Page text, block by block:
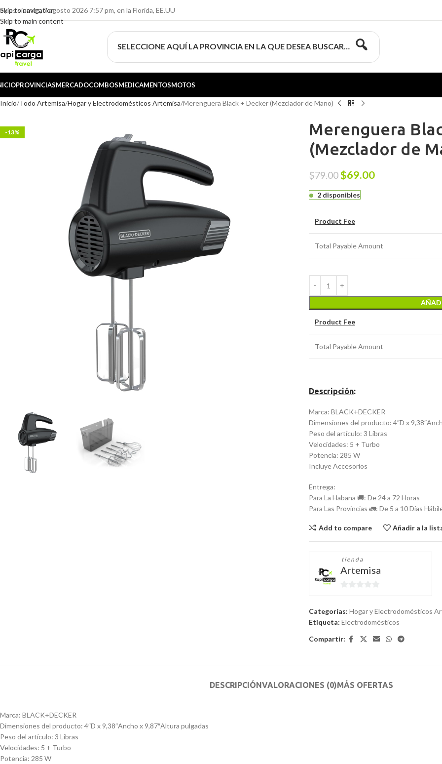
Skip to navigation
Skip to main content
es viernes, 7 agosto 2026 7:57 pm, en la Florida, EE.UU
SELECCIONE AQUÍ LA PROVINCIA EN LA QUE DESEA BUSCAR…
PROVINCIASMERCADOCOMBOSMEDICAMENTOSMOTOS
Inicio Todo Artemisa Hogar y Electrodomésticos Artemisa Merenguera Black + Decker (Mezclador de Mano)
-13%
Merenguera
(Mezclador de
$79.00$69.00
2 disponibles
Product Fee
Total Payable Amount
Product Fee
Total Payable Amount
Descripción:
Marca: BLACK+DECKER
Dimensiones del producto: 4″D x
Peso del artículo: 3 Libras
Velocidades: 5 + Turbo
Potencia: 285 W
Incluye Accesorios
Entrega:
Para La Habana 🚚: De 24 a 72 Horas
Para Las Provincias 🚛: De 5 a 10 Días
Add to compare Añadir a la
tienda
Artemisa
0
Categorías: Hogar y Electrodomésticos
Etiqueta: Electrodomésticos
Compartir:
DESCRIPCIÓNVALORACIONES (0)MÁS OFERTAS
Marca: BLACK+DECKER
Dimensiones del producto: 4″D x 9,38″Ancho x 9,87″Altura pulgadas
Peso del artículo: 3 Libras
Velocidades: 5 + Turbo
Potencia: 285 W